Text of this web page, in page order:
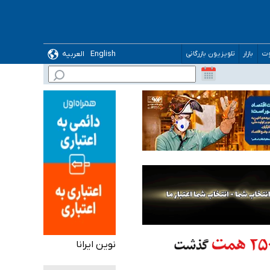
بازار تلویزیون بازرگانی English
العربیه
می‌شود
نوین ایرانا